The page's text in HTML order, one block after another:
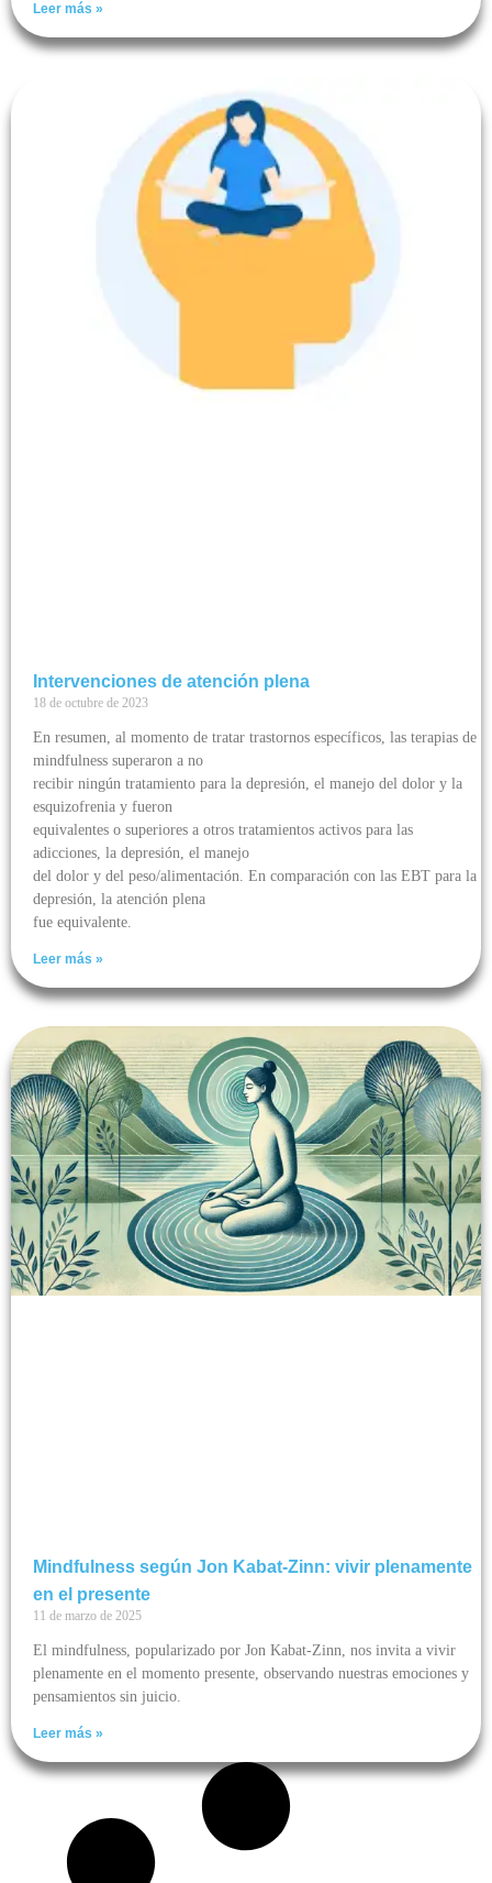
Leer más »
Intervenciones de atención plena
18 de octubre de 2023
En resumen, al momento de tratar trastornos específicos, las terapias de
mindfulness superaron a no
recibir ningún tratamiento para la depresión, el manejo del dolor y la
esquizofrenia y fueron
equivalentes o superiores a otros tratamientos activos para las
adicciones, la depresión, el manejo
del dolor y del peso/alimentación. En comparación con las EBT para la
depresión, la atención plena
fue equivalente.
Leer más »
Mindfulness según Jon Kabat-Zinn: vivir plenamente
en el presente
11 de marzo de 2025
El mindfulness, popularizado por Jon Kabat-Zinn, nos invita a vivir
plenamente en el momento presente, observando nuestras emociones y
pensamientos sin juicio.
Leer más »